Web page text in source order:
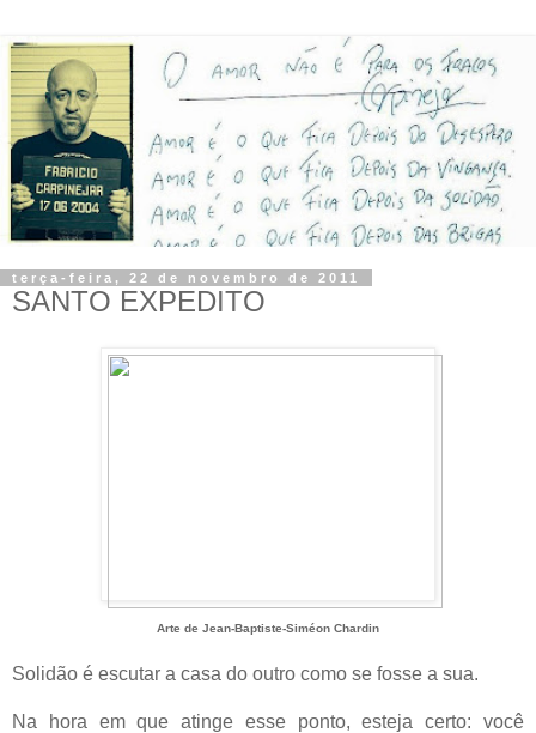
terça-feira, 22 de novembro de 2011
SANTO EXPEDITO
Arte de Jean-Baptiste-Siméon Chardin
Solidão é escutar a casa do outro como se fosse a sua.
Na hora em que atinge esse ponto, esteja certo: você